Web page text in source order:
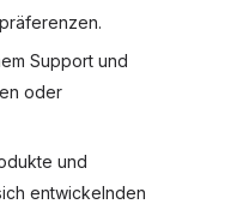
Support und
oder
und
entwickelnden